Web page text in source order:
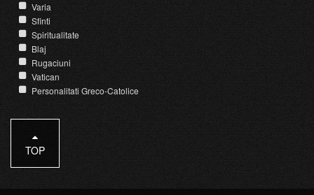
Varia
Sfinti
Spiritualitate
Blaj
Rugaciuni
Vatican
Personalitati Greco-Catolice
TOP